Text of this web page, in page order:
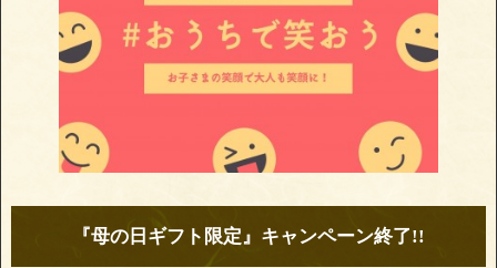
『母の日ギフト限定』キャンペーン終了!!